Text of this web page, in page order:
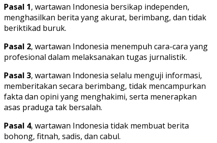
Pasal 1, wartawan Indonesia bersikap independen,
menghasilkan berita yang akurat, berimbang, dan tidak
beriktikad buruk.
Pasal 2, wartawan Indonesia menempuh cara-cara yang
profesional dalam melaksanakan tugas jurnalistik.
Pasal 3, wartawan Indonesia selalu menguji informasi,
memberitakan secara berimbang, tidak mencampurkan
fakta dan opini yang menghakimi, serta menerapkan
asas praduga tak bersalah.
Pasal 4, wartawan Indonesia tidak membuat berita
bohong, fitnah, sadis, dan cabul.